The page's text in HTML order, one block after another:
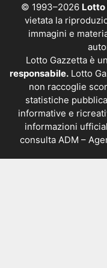
© 1993–2026 Lotto
vietata la
immagini e
Lotto Gazzetta è
responsabile.Lotto
non raccoglie
statistiche
informative e
informazioni
consulta ADM –